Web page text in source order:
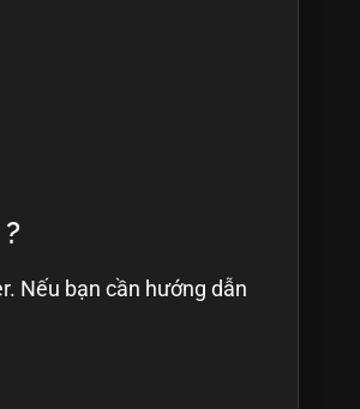
Nếu bạn cần hướng dẫn